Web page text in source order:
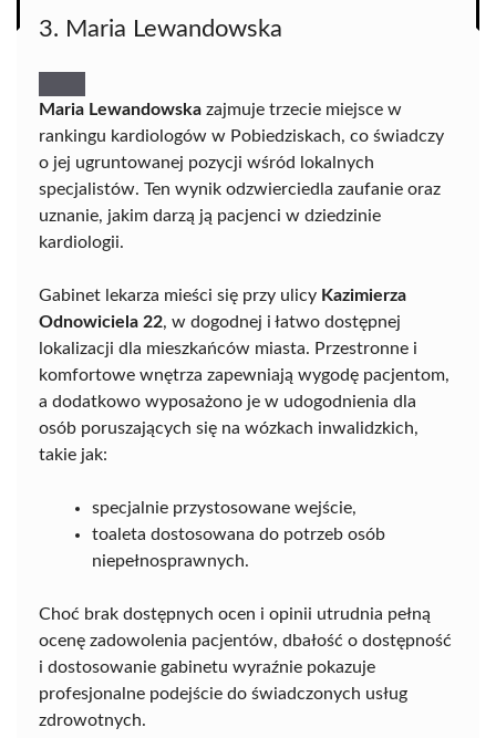
3. Maria Lewandowska
Maria Lewandowska zajmuje trzecie miejsce w
rankingu kardiologów w Pobiedziskach, co świadczy
o jej ugruntowanej pozycji wśród lokalnych
specjalistów. Ten wynik odzwierciedla zaufanie oraz
uznanie, jakim darzą ją pacjenci w dziedzinie
kardiologii.
Gabinet lekarza mieści się przy ulicy Kazimierza
Odnowiciela 22, w dogodnej i łatwo dostępnej
lokalizacji dla mieszkańców miasta. Przestronne i
komfortowe wnętrza zapewniają wygodę pacjentom,
a dodatkowo wyposażono je w udogodnienia dla
osób poruszających się na wózkach inwalidzkich,
takie jak:
specjalnie przystosowane wejście,
toaleta dostosowana do potrzeb osób
niepełnosprawnych.
Choć brak dostępnych ocen i opinii utrudnia pełną
ocenę zadowolenia pacjentów, dbałość o dostępność
i dostosowanie gabinetu wyraźnie pokazuje
profesjonalne podejście do świadczonych usług
zdrowotnych.